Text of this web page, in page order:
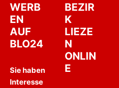
WERB
EN
AUF
BLO24
Sie haben
Interesse
BEZIR
K
LIEZE
N
ONLIN
E